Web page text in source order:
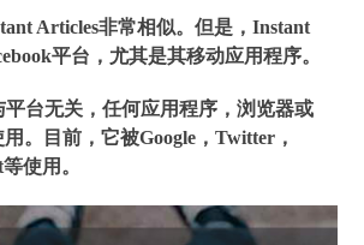
Articles非常相似。但是，Instant
平台，尤其是其移动应用程序。
平台无关，任何应用程序，浏览器或
。目前，它被Google，Twitter，
使用。